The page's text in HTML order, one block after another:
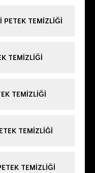
PETEK TEMIZLIĞI
TEMIZLIĞI
TEMIZLIĞI
TEMIZLIĞI
TEMIZLIĞI